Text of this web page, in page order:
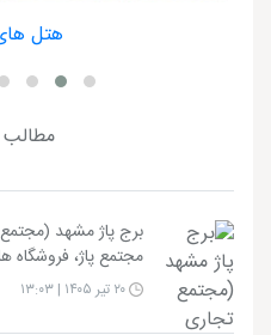
هتل
برج پاژ مشهد
مجتمع پاژ، فروشگاه